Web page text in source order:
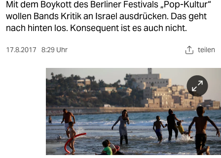
kultur
sport
berlin
wahrheit
veranstaltungen
Mit dem Boykott des Berliner Festivals „Pop-Kultur“
wollen Bands Kritik an Israel ausdrücken. Das geht
nach hinten los. Konsequent ist es auch nicht.
17.8.2017 8:29 Uhr teilen